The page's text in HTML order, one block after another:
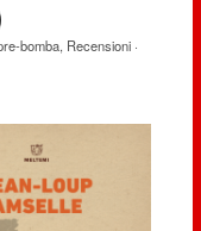
bomba, Recensioni·